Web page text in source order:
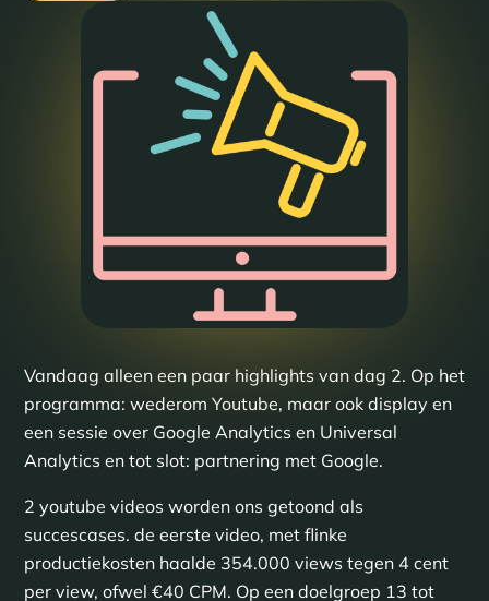
Vandaag alleen een paar highlights van dag 2. Op het
programma: wederom Youtube, maar ook display en
een sessie over Google Analytics en Universal
Analytics en tot slot: partnering met Google.
2 youtube videos worden ons getoond als
succescases. de eerste video, met flinke
productiekosten haalde 354.000 views tegen 4 cent
per view, ofwel €40 CPM. Op een doelgroep 13 tot